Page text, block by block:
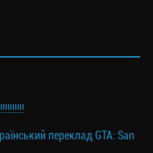
переклад GTA: San